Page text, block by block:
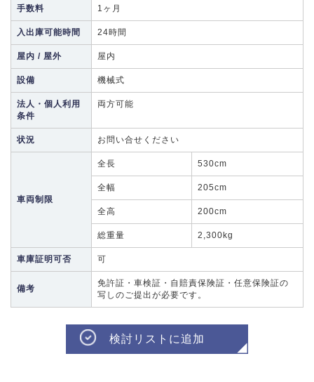
手数料 1ヶ月
入出庫可能時間 24時間
屋内 / 屋外 屋内
設備 機械式
法人・個人利用
条件
両方可能
状況 お問い合せください
車両制限
全長 530cm
全幅 205cm
全高 200cm
総重量 2,300kg
車庫証明可否 可
備考
免許証・車検証・自賠責保険証・任意保険証の
写しのご提出が必要です。
検討リストに追加